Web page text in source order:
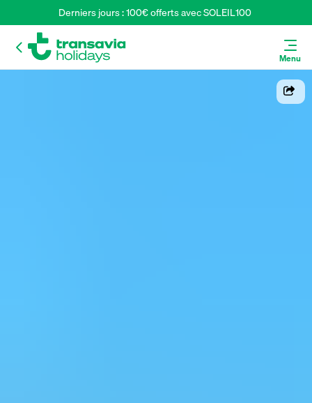
Derniers jours : 100€ offerts avec SOLEIL100
Menu